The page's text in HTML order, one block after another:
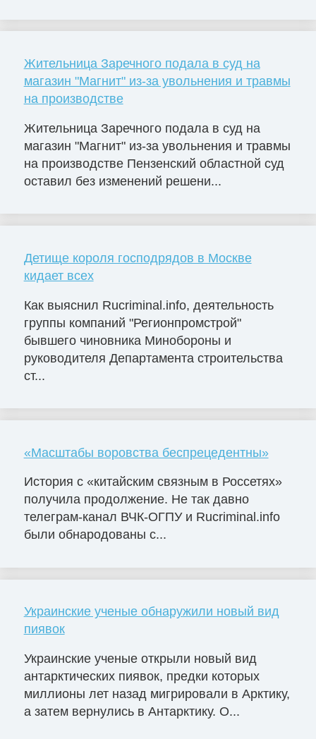
Жительница Заречного подала в суд на
магазин "Магнит" из-за увольнения и травмы
на производстве
Жительница Заречного подала в суд на
магазин "Магнит" из-за увольнения и травмы
на производстве Пензенский областной суд
оставил без изменений решени...
Детище короля господрядов в Москве
кидает всех
Как выяснил Rucriminal.info, деятельность
группы компаний "Регионпромстрой"
бывшего чиновника Минобороны и
руководителя Департамента строительства
ст...
«Масштабы воровства беспрецедентны»
История с «китайским связным в Россетях»
получила продолжение. Не так давно
телеграм-канал ВЧК-ОГПУ и Rucriminal.info
были обнародованы с...
Украинские ученые обнаружили новый вид
пиявок
Украинские ученые открыли новый вид
антарктических пиявок, предки которых
миллионы лет назад мигрировали в Арктику,
а затем вернулись в Антарктику. О...